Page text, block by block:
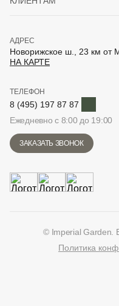
АДРЕС
Новорижское ш., 23 км от
НА КАРТЕ
ТЕЛЕФОН
8 (495) 197 87 87
Ежедневно с 8:00 до 19:00
ЗАКАЗАТЬ ЗВОНОК
© Imperial Garden.
Политика